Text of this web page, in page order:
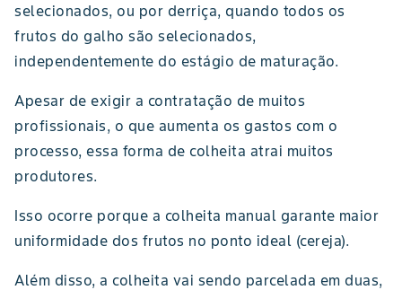
selecionados, ou por derriça, quando todos os
frutos do galho são selecionados,
independentemente do estágio de maturação.
Apesar de exigir a contratação de muitos
profissionais, o que aumenta os gastos com o
processo, essa forma de colheita atrai muitos
produtores.
Isso ocorre porque a colheita manual garante maior
uniformidade dos frutos no ponto ideal (cereja).
Além disso, a colheita vai sendo parcelada em duas,